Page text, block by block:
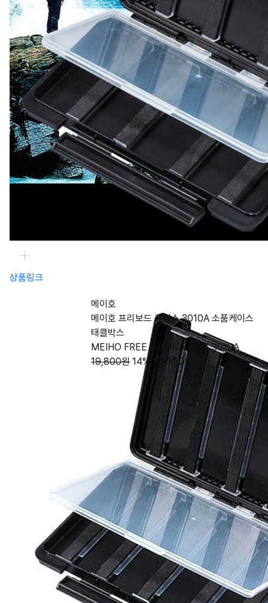
상품링크
메이호
메이호 프리보드 케이스 3010A 소품케이스
태클박스
MEIHO FREE BOARD CASE 3010A
19,800원 14% 17,000원